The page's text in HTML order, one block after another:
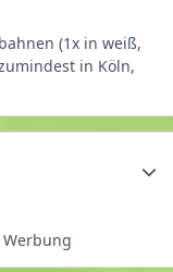
(1x in weiß,
in Köln,